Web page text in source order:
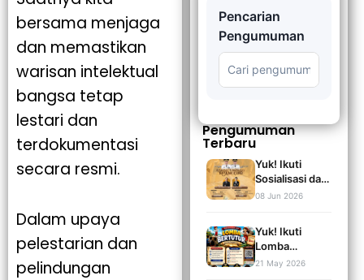
bersama menjaga
dan memastikan
warisan intelektual
bangsa tetap
lestari dan
terdokumentasi
secara resmi.
Dalam upaya
pelestarian dan
pelindungan
Caturwulan I
HUT
Perpusnas RI
ke-46 dan Hari
Buku Tahun
Pencarian
Pengumuman
Pengumuman
Terbaru
Yuk! Ikuti
Sosialisasi dan
Digitalisasi
Bersama Dinas
Perpustakaan
dan Kearsipan
08 Jun 2026
Yuk! Ikuti
Lomba
Bertutur SD/MI
21 May 2026